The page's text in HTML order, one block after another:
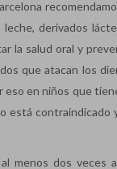
derivados
la salud oral y
que atacan los
en niños que
está
al menos dos veces